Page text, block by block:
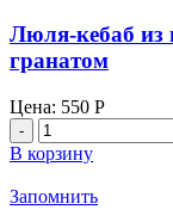
Люля-кебаб из
гранатом
Цена: 550 Р
Количество
товара
Люля-
кебаб
В корзину
Запомнить